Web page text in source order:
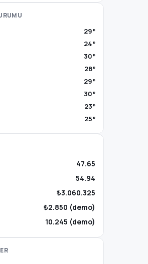
29°
24°
30°
28°
29°
30°
23°
25°
47.65
54.94
₺3.060.325
₺2.850 (demo)
10.245 (demo)